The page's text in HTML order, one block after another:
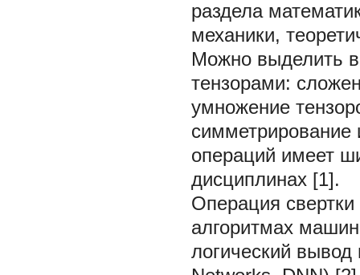
раздела
механики,
Можно выделить
тензорами:
умножение
симметрирование
операций имеет
дисциплинах [1].
Операция
алгоритмах
логический